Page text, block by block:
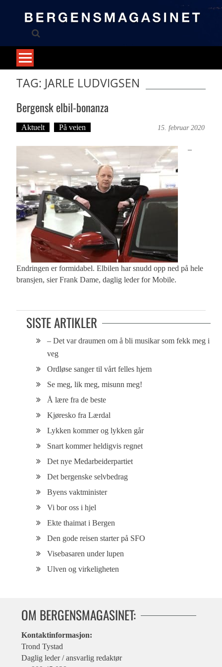
TAG: JARLE LUDVIGSEN
Bergensk elbil-bonanza
Aktuelt På veien 15. februar 2020
–
Endringen er formidabel. Elbilen har snudd opp ned på hele
bransjen, sier Frank Dame, daglig leder for Mobile.
SISTE ARTIKLER
– Det var draumen om å bli musikar som fekk meg i
veg
Ordløse sanger til vårt felles hjem
Se meg, lik meg, misunn meg!
Å lære fra de beste
Kjøresko fra Lærdal
Lykken kommer og lykken går
Snart kommer heldigvis regnet
Det nye Medarbeiderpartiet
Det bergenske selvbedrag
Byens vaktminister
Vi bor oss i hjel
Ekte thaimat i Bergen
Den gode reisen starter på SFO
Visebasaren under lupen
Ulven og virkeligheten
OM BERGENSMAGASINET:
Kontaktinformasjon:
Trond Tystad
Daglig leder / ansvarlig redaktør